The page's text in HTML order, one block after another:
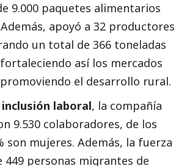
9.000 paquetes alimentarios
apoyó a 32 productores
un total de 366 toneladas
así los mercados
el desarrollo rural.
inclusión laboral, la compañía
9.530 colaboradores, de los
son mujeres. Además, la fuerza
449 personas migrantes de